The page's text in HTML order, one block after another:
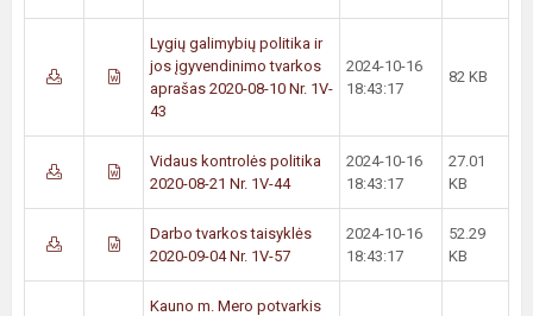
Lygių galimybių politika ir
jos įgyvendinimo tvarkos
aprašas 2020-08-10 Nr. 1V-
43
2024-10-16
18:43:17
82 KB
Vidaus kontrolės politika
2020-08-21 Nr. 1V-44
2024-10-16
18:43:17
27.01
KB
Darbo tvarkos taisyklės
2020-09-04 Nr. 1V-57
2024-10-16
18:43:17
52.29
KB
Kauno m. Mero potvarkis